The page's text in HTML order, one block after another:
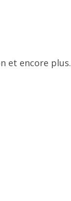
et encore plus.